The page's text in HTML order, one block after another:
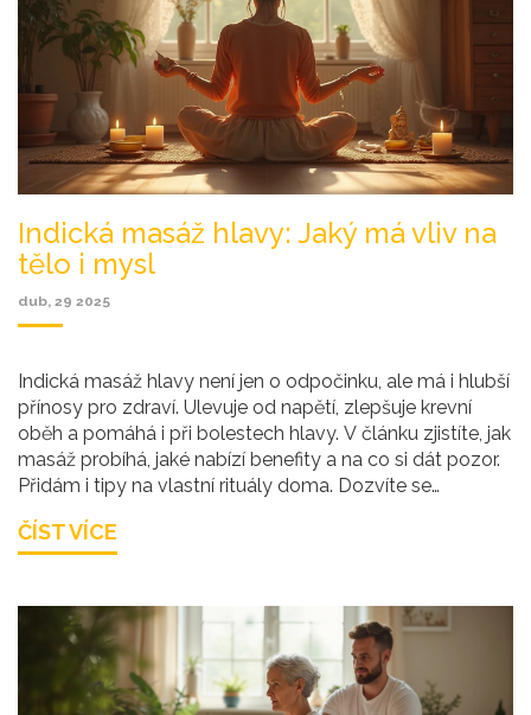
Indická masáž hlavy: Jaký má vliv na
tělo i mysl
dub, 29 2025
Indická masáž hlavy není jen o odpočinku, ale má i hlubší
přínosy pro zdraví. Ulevuje od napětí, zlepšuje krevní
oběh a pomáhá i při bolestech hlavy. V článku zjistíte, jak
masáž probíhá, jaké nabízí benefity a na co si dát pozor.
Přidám i tipy na vlastní rituály doma. Dozvíte se
neslyšeli.
ČÍST VÍCE